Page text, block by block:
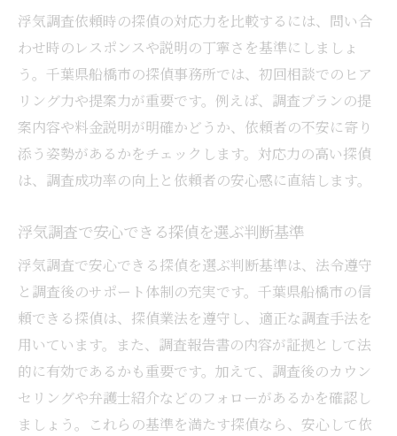
浮気調査依頼時の探偵の対応力を比較するには、問い合
わせ時のレスポンスや説明の丁寧さを基準にしましょ
う。千葉県船橋市の探偵事務所では、初回相談でのヒア
リング力や提案力が重要です。例えば、調査プランの提
案内容や料金説明が明確かどうか、依頼者の不安に寄り
添う姿勢があるかをチェックします。対応力の高い探偵
は、調査成功率の向上と依頼者の安心感に直結します。
浮気調査で安心できる探偵を選ぶ判断基準
浮気調査で安心できる探偵を選ぶ判断基準は、法令遵守
と調査後のサポート体制の充実です。千葉県船橋市の信
頼できる探偵は、探偵業法を遵守し、適正な調査手法を
用いています。また、調査報告書の内容が証拠として法
的に有効であるかも重要です。加えて、調査後のカウン
セリングや弁護士紹介などのフォローがあるかを確認し
ましょう。これらの基準を満たす探偵なら、安心して依